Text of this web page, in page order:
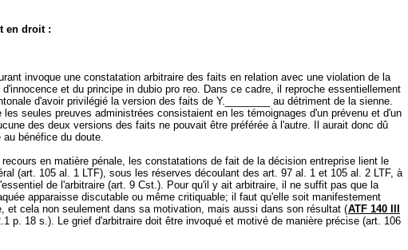
en droit :
invoque une constatation arbitraire des faits en relation avec une violation de la
d'innocence et du principe in dubio pro reo. Dans ce cadre, il reproche essentiellement
d'avoir privilégié la version des faits de Y.________ au détriment de la sienne.
les seules preuves administrées consistaient en les témoignages d'un prévenu et d'un
des deux versions des faits ne pouvait être préférée à l'autre. Il aurait donc dû
au bénéfice du doute.
en matière pénale, les constatations de fait de la décision entreprise lient le
(art. 105 al. 1 LTF), sous les réserves découlant des art. 97 al. 1 et 105 al. 2 LTF, à
de l'arbitraire (art. 9 Cst.). Pour qu'il y ait arbitraire, il ne suffit pas que la
apparaisse discutable ou même critiquable; il faut qu'elle soit manifestement
et cela non seulement dans sa motivation, mais aussi dans son résultat (ATF 140 III
p. 18 s.). Le grief d'arbitraire doit être invoqué et motivé de manière précise (art. 106